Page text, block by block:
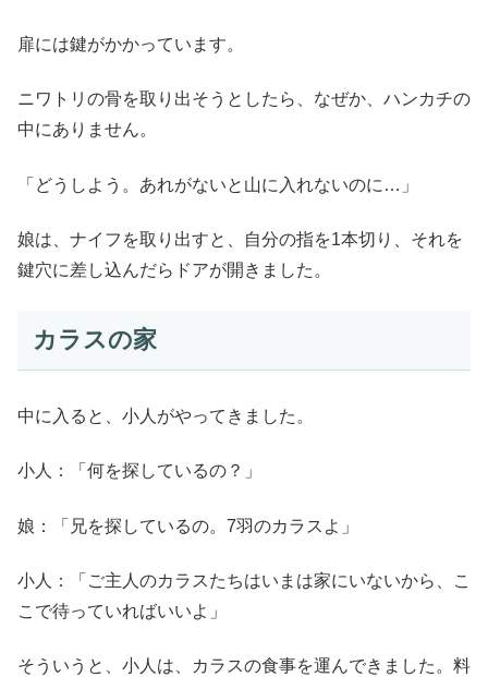
扉には鍵がかかっています。
ニワトリの骨を取り出そうとしたら、なぜか、ハンカチの
中にありません。
「どうしよう。あれがないと山に入れないのに…」
娘は、ナイフを取り出すと、自分の指を1本切り、それを
鍵穴に差し込んだらドアが開きました。
カラスの家
中に入ると、小人がやってきました。
小人：「何を探しているの？」
娘：「兄を探しているの。7羽のカラスよ」
小人：「ご主人のカラスたちはいまは家にいないから、こ
こで待っていればいいよ」
そういうと、小人は、カラスの食事を運んできました。料